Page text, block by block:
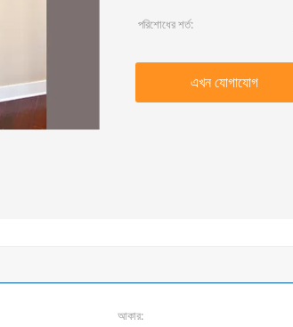
পরিশোধের শর্ত:
এখন যোগাযোগ
আকার: